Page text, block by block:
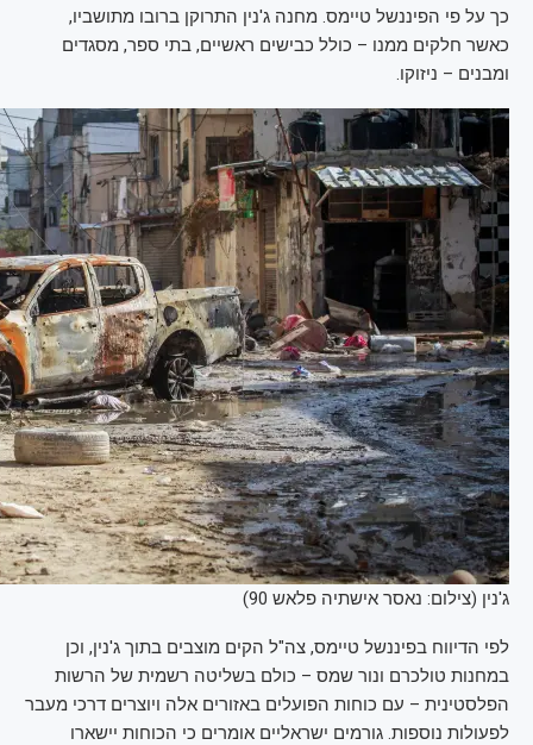
כך על פי הפיננשל טיימס. מחנה ג'נין התרוקן ברובו מתושביו,
כאשר חלקים ממנו – כולל כבישים ראשיים, בתי ספר, מסגדים
ומבנים – ניזוקו.
ג'נין (צילום: נאסר אישתיה פלאש 90)
לפי הדיווח בפיננשל טיימס, צה"ל הקים מוצבים בתוך ג'נין, וכן
במחנות טולכרם ונור שמס – כולם בשליטה רשמית של הרשות
הפלסטינית – עם כוחות הפועלים באזורים אלה ויוצרים דרכי מעבר
לפעולות נוספות. גורמים ישראליים אומרים כי הכוחות יישארו